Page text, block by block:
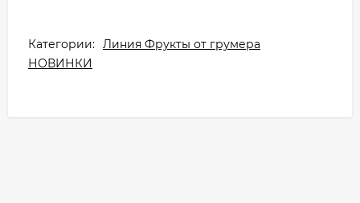
Категории: Линия Фрукты от грумера
НОВИНКИ